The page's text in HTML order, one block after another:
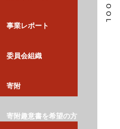
事業レポート
委員会組織
寄附
寄附趣意書を希望の方